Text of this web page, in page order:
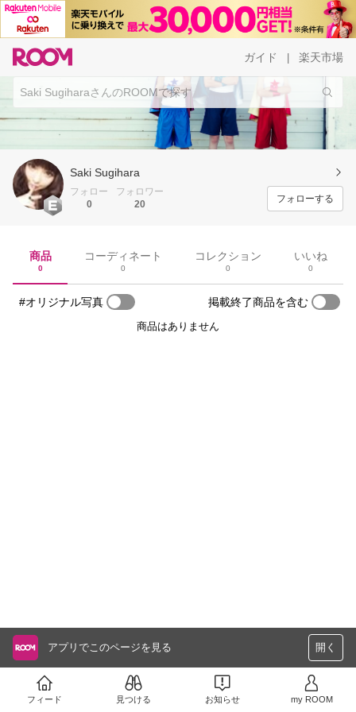
ガイド 楽天市場
Saki Sugihara
フォロー
0
フォロワー
20
フォローする
商品
0
コーディネート
0
コレクション
0
いいね
0
#オリジナル写真 掲載終了商品を含む
商品はありません
アプリでこのページを見る 開く
フィード 見つける お知らせ my ROOM